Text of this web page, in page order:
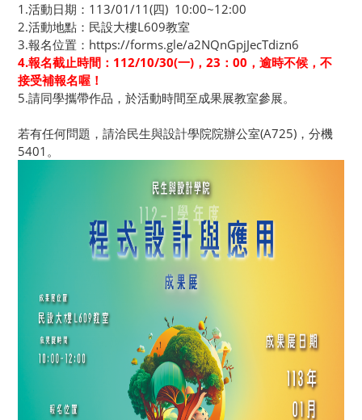
1.活動日期：113/01/11(四) 10:00~12:00
2.活動地點：民設大樓L609教室
3.報名位置： https://forms.gle/a2NQnGpjJecTdizn6
4.報名截止時間：112/10/30(一)，23：00，逾時不候，不
接受補報名喔！
5.請同學攜帶作品，於活動時間至成果展教室參展。
若有任何問題，請洽民生與設計學院院辦公室(A725)，分機
5401。